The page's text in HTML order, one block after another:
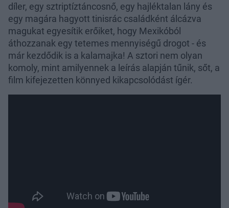
díler, egy sztriptíztáncosnő, egy hajléktalan lány és
egy magára hagyott tinisrác családként álcázva
magukat egyesítik erőiket, hogy Mexikóból
áthozzanak egy tetemes mennyiségű drogot - és
már kezdődik is a kalamajka! A sztori nem olyan
komoly, mint amilyennek a leírás alapján tűnik, sőt, a
film kifejezetten könnyed kikapcsolódást ígér.